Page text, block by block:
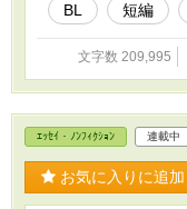
BL 短編
文字数 209,995
ｴｯｾｲ・ﾉﾝﾌｨｸｼｮﾝ 連載中
お気に入りに追加